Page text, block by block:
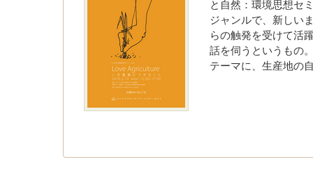
と自然：環境思想セ
ジャンルで、新しい
らの触発を受けて活
話を伺うというもの
テーマに、生産地の